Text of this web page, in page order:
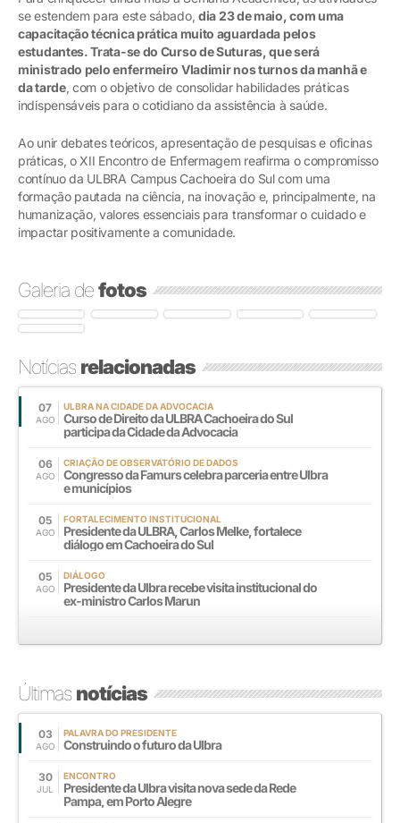
se estendem para este sábado, dia 23 de maio, com uma
capacitação técnica prática muito aguardada pelos
estudantes. Trata-se do Curso de Suturas, que será
ministrado pelo enfermeiro Vladimir nos turnos da manhã e
da tarde, com o objetivo de consolidar habilidades práticas
indispensáveis para o cotidiano da assistência à saúde.
Ao unir debates teóricos, apresentação de pesquisas e oficinas
práticas, o XII Encontro de Enfermagem reafirma o compromisso
contínuo da ULBRA Campus Cachoeira do Sul com uma
formação pautada na ciência, na inovação e, principalmente, na
humanização, valores essenciais para transformar o cuidado e
impactar positivamente a comunidade.
Galeria defotos
Notíciasrelacionadas
07
AGO
ULBRA NA CIDADE DA ADVOCACIA
Curso de Direito da ULBRA Cachoeira do Sul
participa da Cidade da Advocacia
06
AGO
CRIAÇÃO DE OBSERVATÓRIO DE DADOS
Congresso da Famurs celebra parceria entre Ulbra
e municípios
05
AGO
FORTALECIMENTO INSTITUCIONAL
Presidente da ULBRA, Carlos Melke, fortalece
diálogo em Cachoeira do Sul
05
AGO
DIÁLOGO
Presidente da Ulbra recebe visita institucional do
ex-ministro Carlos Marun
Últimasnotícias
03
AGO
PALAVRA DO PRESIDENTE
Construindo o futuro da Ulbra
30
JUL
ENCONTRO
Presidente da Ulbra visita nova sede da Rede
Pampa, em Porto Alegre